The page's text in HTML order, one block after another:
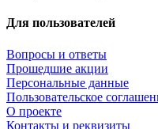
Для пользователей
Вопросы и ответы
Прошедшие акции
Персональные данные
Пользовательское
О проекте
Контакты и реквизиты